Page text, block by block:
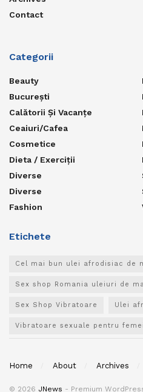
Contact
Categorii
Beauty
București
Calătorii Și Vacanțe
Ceaiuri/Cafea
Cosmetice
Dieta / Exerciții
Diverse
Diverse
Fashion
Etichete
Cel mai bun ulei afrodisiac de
Sex shop Romania uleiuri de
Sex Shop Vibratoare Ulei
Vibratoare sexuale pentru femei
Home About Archives
© 2026 JNews - Premium